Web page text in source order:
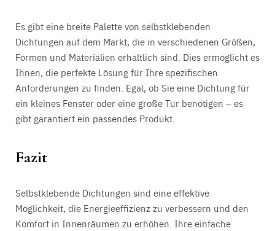
Es gibt eine breite Palette von selbstklebenden
Dichtungen auf dem Markt, die in verschiedenen Größen,
Formen und Materialien erhältlich sind. Dies ermöglicht es
Ihnen, die perfekte Lösung für Ihre spezifischen
Anforderungen zu finden. Egal, ob Sie eine Dichtung für
ein kleines Fenster oder eine große Tür benötigen – es
gibt garantiert ein passendes Produkt.
Fazit
Selbstklebende Dichtungen sind eine effektive
Möglichkeit, die Energieeffizienz zu verbessern und den
Komfort in Innenräumen zu erhöhen. Ihre einfache